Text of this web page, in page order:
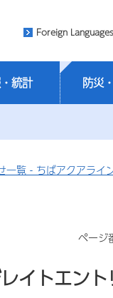
Foreign Languages
統計 防災
一覧‐ちばアクアライ
ページ
イトエン